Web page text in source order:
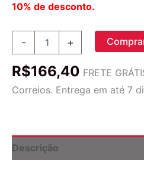
10% de desconto.
-
D3
UI
90
Tabletes
+
R$166,40 FRETE
Correios. Entrega em até 7
Descrição